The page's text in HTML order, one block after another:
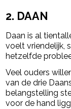
2. DAAN
Daan is al
voelt vriendelijk,
hetzelfde
Veel ouders
van de drie
belangstelling
voor de hand